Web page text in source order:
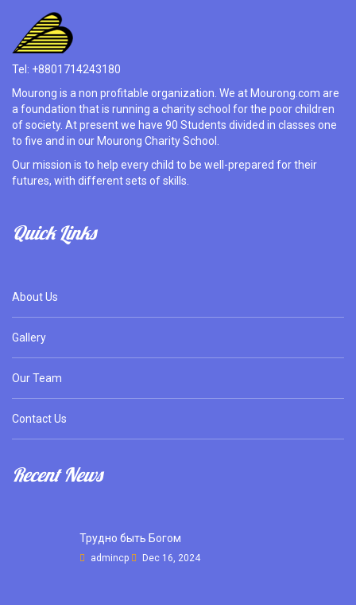
Tel: +8801714243180
Mourong is a non profitable organization. We at Mourong.com are
a foundation that is running a charity school for the poor children
of society. At present we have 90 Students divided in classes one
to five and in our Mourong Charity School.
Our mission is to help every child to be well-prepared for their
futures, with different sets of skills.
Quick Links
About Us
Gallery
Our Team
Contact Us
Recent News
Трудно быть Богом
admincp Dec 16, 2024